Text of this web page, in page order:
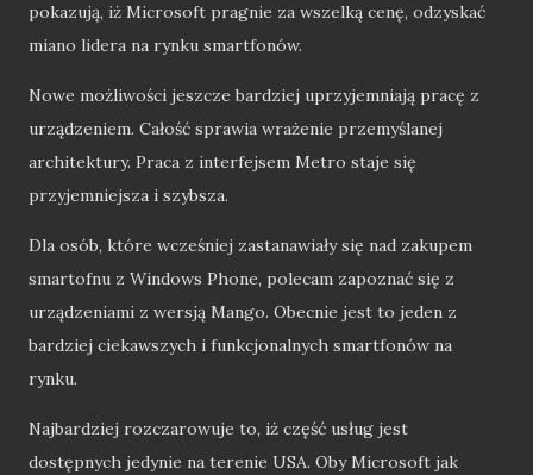
pokazują, iż Microsoft pragnie za wszelką cenę, odzyskać
miano lidera na rynku smartfonów.
Nowe możliwości jeszcze bardziej uprzyjemniają pracę z
urządzeniem. Całość sprawia wrażenie przemyślanej
architektury. Praca z interfejsem Metro staje się
przyjemniejsza i szybsza.
Dla osób, które wcześniej zastanawiały się nad zakupem
smartofnu z Windows Phone, polecam zapoznać się z
urządzeniami z wersją Mango. Obecnie jest to jeden z
bardziej ciekawszych i funkcjonalnych smartfonów na
rynku.
Najbardziej rozczarowuje to, iż część usług jest
dostępnych jedynie na terenie USA. Oby Microsoft jak